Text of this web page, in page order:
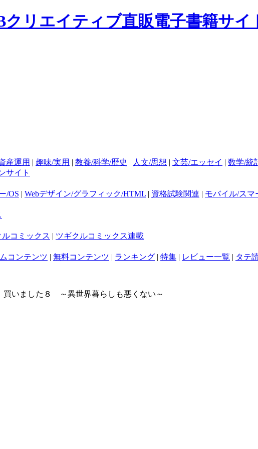
産運用 | 趣味/実用 | 教養/科学/歴史 | 人文/思想 | 文芸/エッセイ | 数学/統
サイト
/OS | Webデザイン/グラフィック/HTML | 資格試験関連 | モバイル/スマ
ルコミックス | ツギクルコミックス連載
コンテンツ | 無料コンテンツ | ランキング | 特集 | レビュー一覧 | タテ
買いました８ ～異世界暮らしも悪くない～